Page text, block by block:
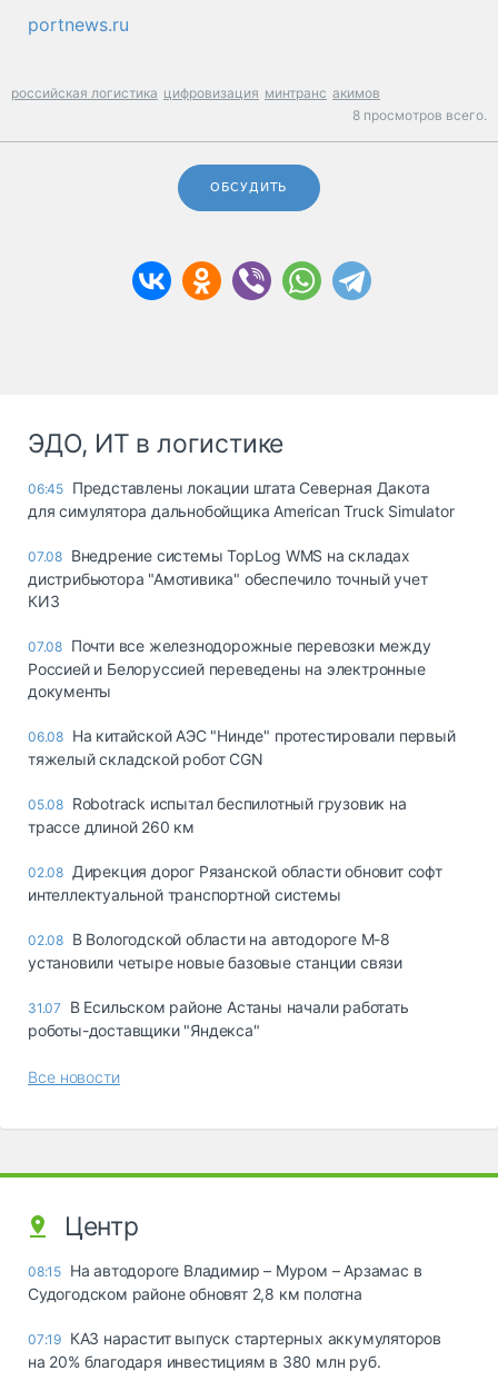
portnews.ru
российская логистика цифровизация минтранс акимов
8 просмотров всего.
ОБСУДИТЬ
ЭДО, ИТ в логистике
06:45 Представлены локации штата Северная Дакота
для симулятора дальнобойщика American Truck Simulator
07.08 Внедрение системы TopLog WMS на складах
дистрибьютора "Амотивика" обеспечило точный учет
КИЗ
07.08 Почти все железнодорожные перевозки между
Россией и Белоруссией переведены на электронные
документы
06.08 На китайской АЭС "Нинде" протестировали первый
тяжелый складской робот CGN
05.08 Robotrack испытал беспилотный грузовик на
трассе длиной 260 км
02.08 Дирекция дорог Рязанской области обновит софт
интеллектуальной транспортной системы
02.08 В Вологодской области на автодороге М-8
установили четыре новые базовые станции связи
31.07
В Есильском районе Астаны начали работать
роботы-доставщики "Яндекса"
Все новости
Центр
08:15 На автодороге Владимир – Муром – Арзамас в
Судогодском районе обновят 2,8 км полотна
07:19 КАЗ нарастит выпуск стартерных аккумуляторов
на 20% благодаря инвестициям в 380 млн руб.